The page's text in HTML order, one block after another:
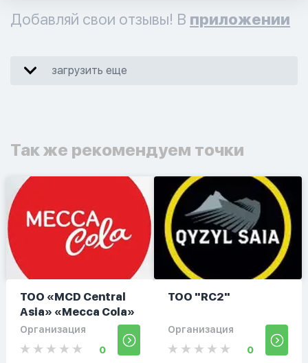
Добавляй свои отзывы! В приложении
загрузить еще
Так же рекомендуем точки
ТОО «MCD Central
Asia» «Mecca Cola»
Организация
0
ТОО "RC2"
Организация
0